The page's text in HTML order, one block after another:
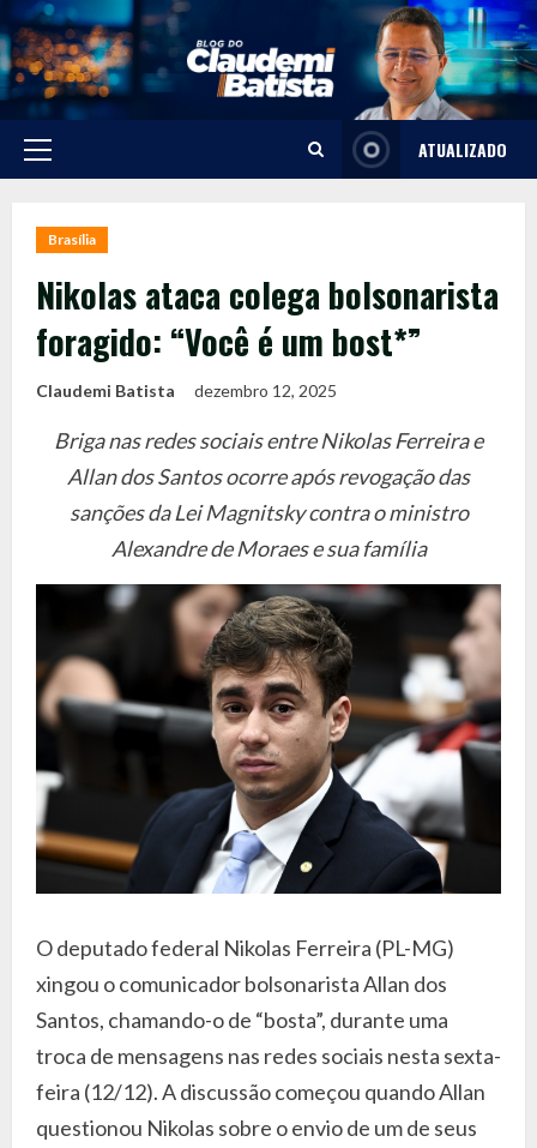
Skip
to
content
Primary
ATUALIZADO
Brasília
Nikolas ataca colega bolsonarista
foragido: “Você é um bost*”
Claudemi Batista dezembro 12, 2025
Briga nas redes sociais entre Nikolas Ferreira e
Allan dos Santos ocorre após revogação das
sanções da Lei Magnitsky contra o ministro
Alexandre de Moraes e sua família
O deputado federal Nikolas Ferreira (PL-MG)
xingou o comunicador bolsonarista Allan dos
Santos, chamando-o de “bosta”, durante uma
troca de mensagens nas redes sociais nesta sexta-
feira (12/12). A discussão começou quando Allan
questionou Nikolas sobre o envio de um de seus